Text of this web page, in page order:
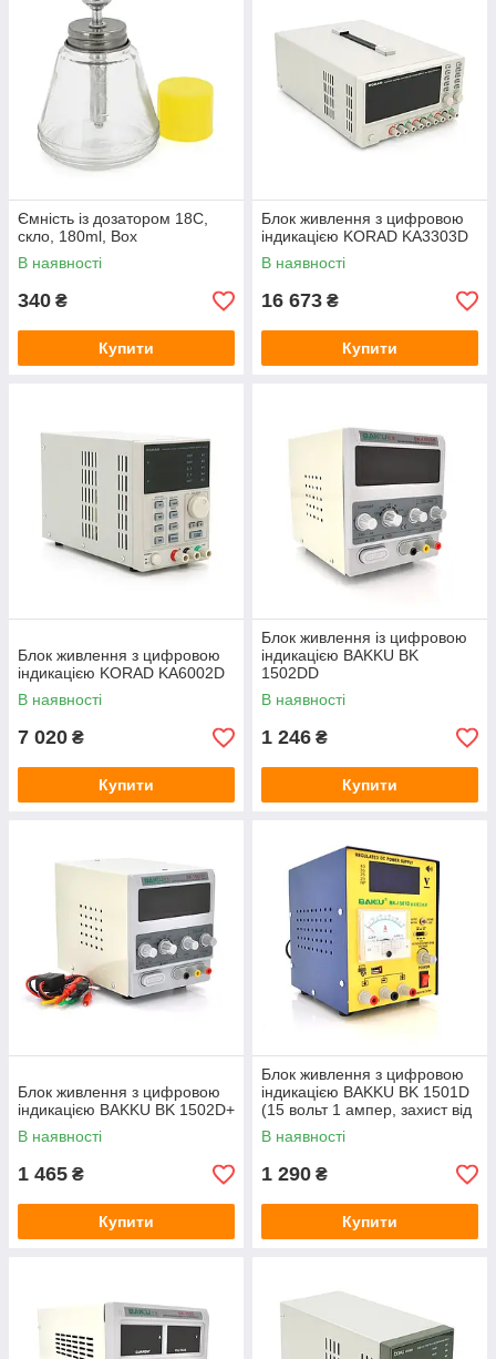
Ємність із дозатором 18С,
скло, 180ml, Box
В наявності
340 ₴
Купити
Блок живлення з цифровою
індикацією KORAD KA3303D
В наявності
16 673 ₴
Купити
Блок живлення з цифровою
індикацією KORAD KA6002D
В наявності
7 020 ₴
Купити
Блок живлення із цифровою
індикацією BAKKU BK
1502DD
В наявності
1 246 ₴
Купити
Блок живлення з цифровою
індикацією BAKKU BK 1502D+
В наявності
1 465 ₴
Купити
Блок живлення з цифровою
індикацією BAKKU BK 1501D
(15 вольт 1 ампер, захист від
кз)
В наявності
1 290 ₴
Купити